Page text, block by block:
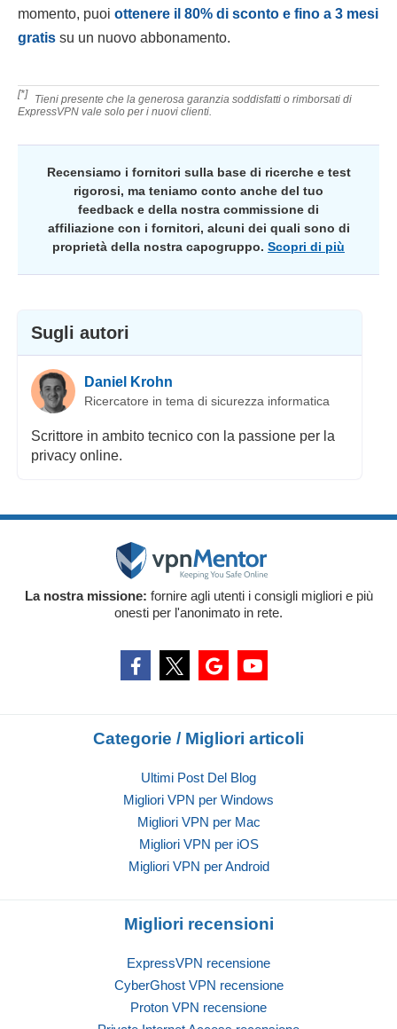
momento, puoi ottenere il 80% di sconto e fino a 3 mesi
gratis su un nuovo abbonamento.
[*]
Tieni presente che la generosa garanzia soddisfatti o rimborsati di
ExpressVPN vale solo per i nuovi clienti.
Recensiamo i fornitori sulla base di ricerche e test
rigorosi, ma teniamo conto anche del tuo
feedback e della nostra commissione di
affiliazione con i fornitori, alcuni dei quali sono di
proprietà della nostra capogruppo. Scopri di più
Sugli autori
Daniel Krohn
Ricercatore in tema di sicurezza informatica
Scrittore in ambito tecnico con la passione per la
privacy online.
La nostra missione: fornire agli utenti i consigli migliori e più
onesti per l'anonimato in rete.
Categorie / Migliori articoli
Ultimi Post Del Blog
Migliori VPN per Windows
Migliori VPN per Mac
Migliori VPN per iOS
Migliori VPN per Android
Migliori recensioni
ExpressVPN recensione
CyberGhost VPN recensione
Proton VPN recensione